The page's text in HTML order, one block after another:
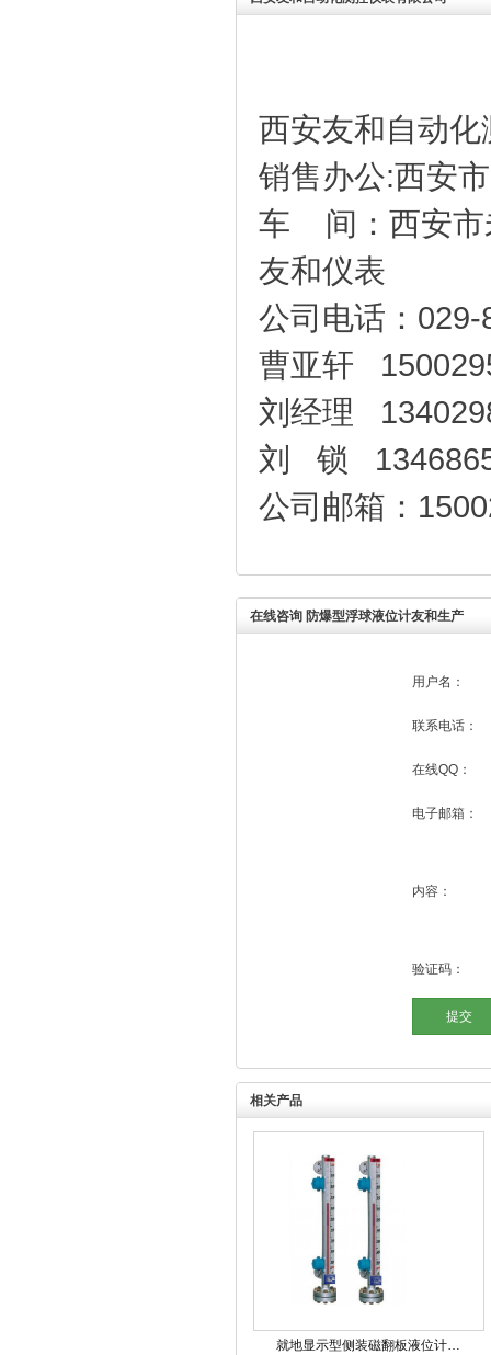
西安友和自动
销售办公:西安
车 间：西安市
友和仪表
公司电话：029-
曹亚轩
刘经理
刘 锁
公司邮箱：
在线咨询 防爆型浮球液位计友和生产
用户名：
联系电话：
在线QQ：
电子邮箱：
内容：
验证码：
相关产品
就地显示型侧装磁翻板液位计…